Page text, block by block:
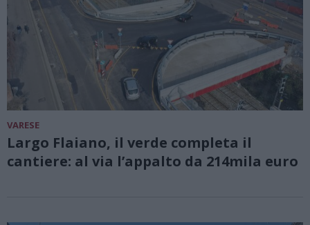
VARESE
Largo Flaiano, il verde completa il
cantiere: al via l’appalto da 214mila euro